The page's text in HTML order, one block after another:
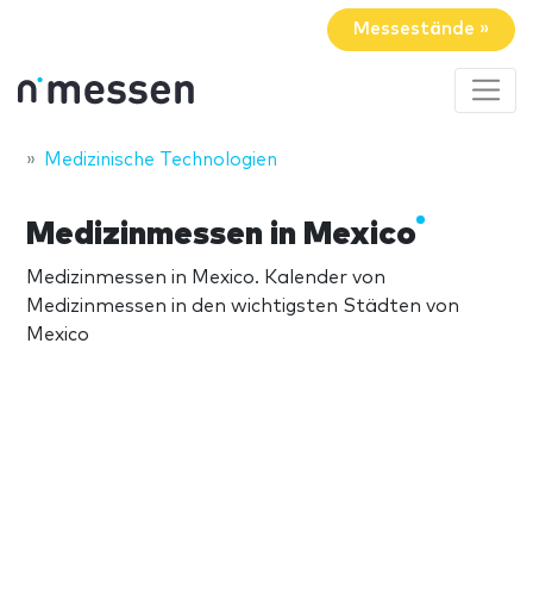
Messestände »
Medizinische Technologien
Medizinmessen in Mexico
Medizinmessen in Mexico. Kalender von
Medizinmessen in den wichtigsten Städten von
Mexico